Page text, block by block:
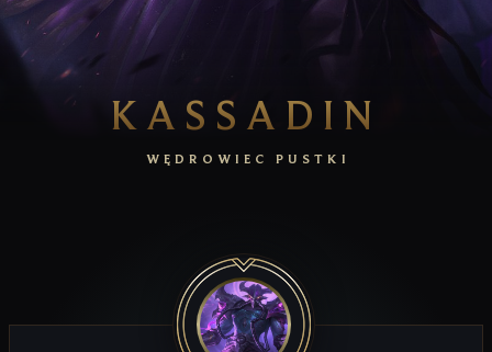
KASSADIN
WĘDROWIEC PUSTKI